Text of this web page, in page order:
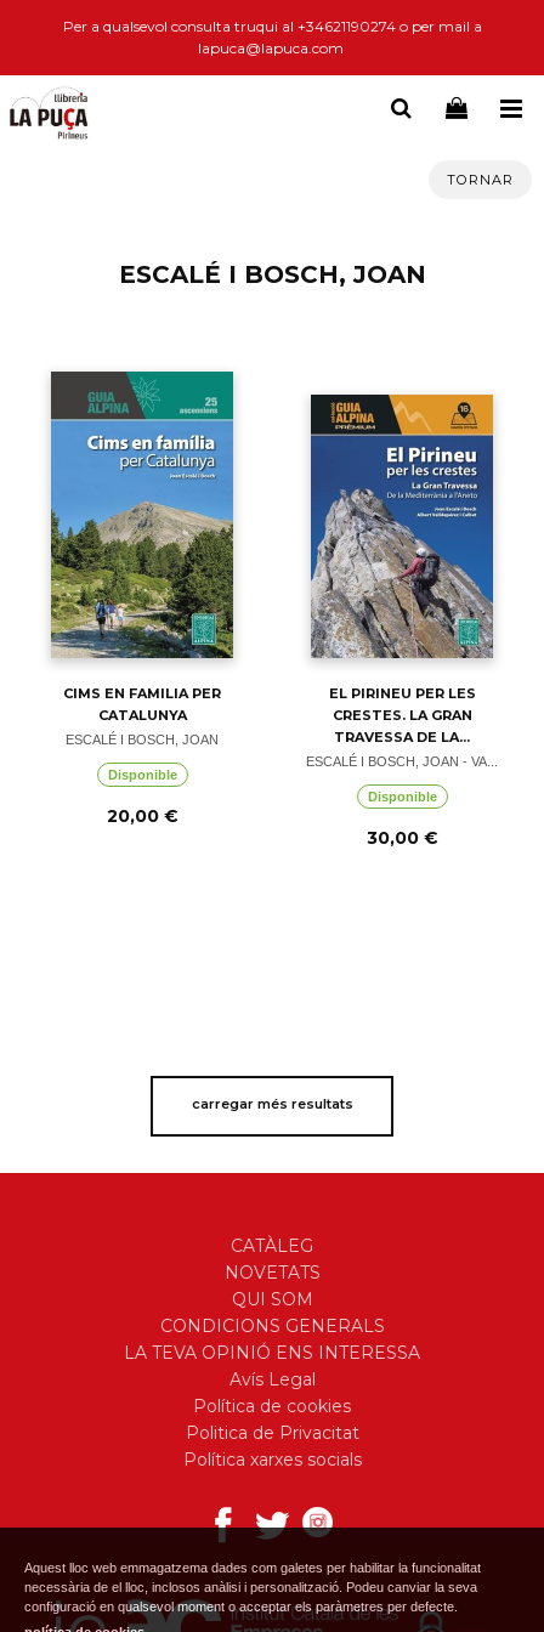
Per a qualsevol consulta truqui al +34621190274 o per mail a
lapuca@lapuca.com
TORNAR
ESCALÉ I BOSCH, JOAN
CIMS EN FAMILIA PER
CATALUNYA
ESCALÉ I BOSCH, JOAN
Disponible
20,00 €
EL PIRINEU PER LES
CRESTES. LA GRAN
TRAVESSA DE LA...
ESCALÉ I BOSCH, JOAN - VA...
Disponible
30,00 €
carregar més resultats
CATÀLEG
NOVETATS
QUI SOM
CONDICIONS GENERALS
LA TEVA OPINIÓ ENS INTERESSA
Avís Legal
Política de cookies
Politica de Privacitat
Política xarxes socials
Aquest lloc web emmagatzema dades com galetes per habilitar la funcionalitat
necessària de el lloc, inclosos anàlisi i personalització. Podeu canviar la seva
configuració en qualsevol moment o acceptar els paràmetres per defecte.